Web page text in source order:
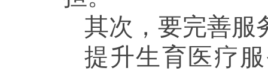
其次，要完善服
提升生育医疗